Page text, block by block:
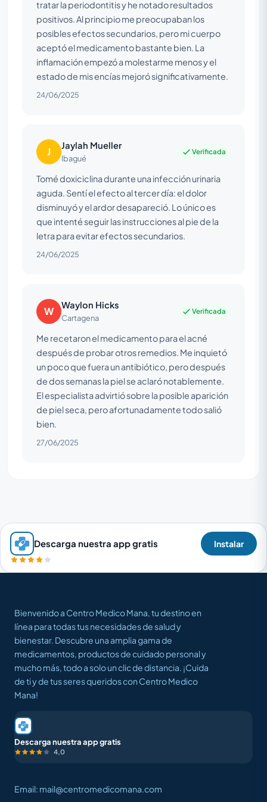
tratar la periodontitis y he notado resultados
positivos. Al principio me preocupaban los
posibles efectos secundarios, pero mi cuerpo
aceptó el medicamento bastante bien. La
inflamación empezó a molestarme menos y el
estado de mis encías mejoró significativamente.
24/06/2025
J Jaylah Mueller
Ibagué
Verificada
Tomé doxiciclina durante una infección urinaria
aguda. Sentí el efecto al tercer día: el dolor
disminuyó y el ardor desapareció. Lo único es
que intenté seguir las instrucciones al pie de la
letra para evitar efectos secundarios.
24/06/2025
W Waylon Hicks
Cartagena
Verificada
Me recetaron el medicamento para el acné
después de probar otros remedios. Me inquietó
un poco que fuera un antibiótico, pero después
de dos semanas la piel se aclaró notablemente.
El especialista advirtió sobre la posible aparición
de piel seca, pero afortunadamente todo salió
bien.
27/06/2025
Descarga nuestra app gratis Instalar
Bienvenido a Centro Medico Mana, tu destino en
línea para todas tus necesidades de salud y
bienestar. Descubre una amplia gama de
medicamentos, productos de cuidado personal y
mucho más, todo a solo un clic de distancia. ¡Cuida
de ti y de tus seres queridos con Centro Medico
Mana!
Descarga nuestra app gratis
4,0
Email: mail@centromedicomana.com